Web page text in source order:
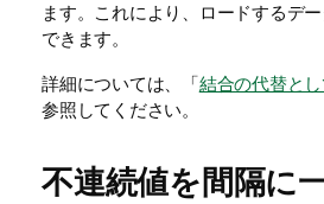
ます。これにより、ロードするデ
できます。
詳細については、「結合の代替と
参照してください。
不連続値を間隔に